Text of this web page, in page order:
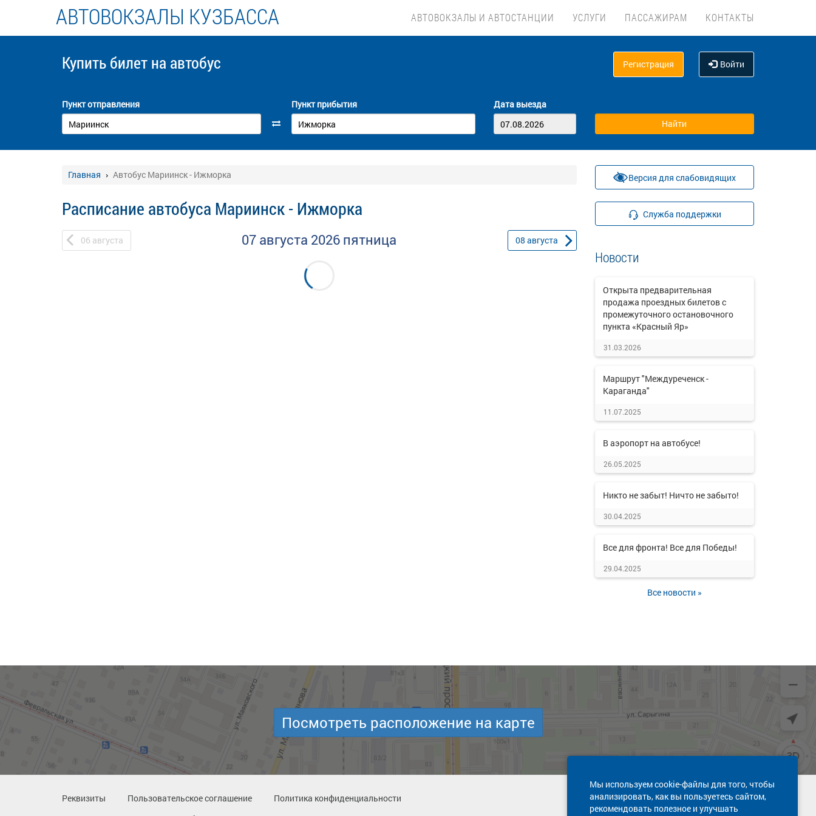
АВТОВОКЗАЛЫ КУЗБАССА АВТОВОКЗАЛЫ И АВТОСТАНЦИИ УСЛУГИ ПАССАЖИРАМ КОНТАКТЫ
Купить билет на автобус Регистрация Войти
Пункт отправления Пункт прибытия Дата выезда
Главная Автобус Мариинск - Ижморка
Расписание автобуса Мариинск - Ижморка
06 августа 07 августа 2026 пятница 08 августа
Версия для слабовидящих
Служба поддержки
Новости
Открыта предварительная
продажа проездных билетов с
промежуточного остановочного
пункта «Красный Яр»
31.03.2026
Маршрут "Междуреченск -
Караганда"
11.07.2025
В аэропорт на автобусе!
26.05.2025
Никто не забыт! Ничто не забыто!
30.04.2025
Все для фронта! Все для Победы!
29.04.2025
Все новости »
Мы используем cookie-файлы для того, чтобы
анализировать, как вы пользуетесь сайтом,
рекомендовать полезное и улучшать
Посмотреть расположение на карте
Реквизиты Пользовательское соглашение
Политика конфиденциальности
Техническая поддержка сайта